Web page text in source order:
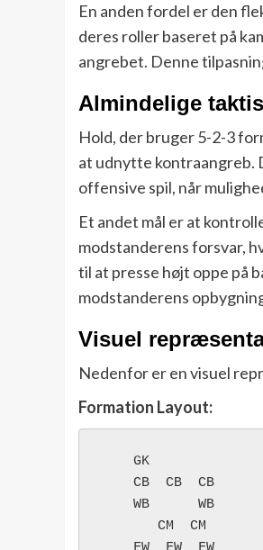
En anden fordel er den
deres roller baseret på
angrebet. Denne
Almindelige
Hold, der bruger 5-2-3
at udnytte kontraangreb.
offensive spil, når
Et andet mål er at
modstanderens forsvar,
til at presse højt oppe på
modstanderens
Visuel
Nedenfor er en visuel
Formation Layout:
    GK
    CB  CB  CB
    WB      WB
       CM  CM